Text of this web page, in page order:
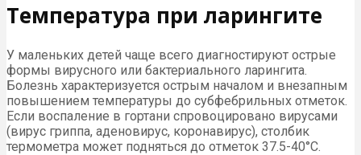
Температура при ларингите
У маленьких детей чаще всего диагностируют острые
формы вирусного или бактериального ларингита.
Болезнь характеризуется острым началом и внезапным
повышением температуры до субфебрильных отметок.
Если воспаление в гортани спровоцировано вирусами
(вирус гриппа, аденовирус, коронавирус), столбик
термометра может подняться до отметок 37.5-40°С.